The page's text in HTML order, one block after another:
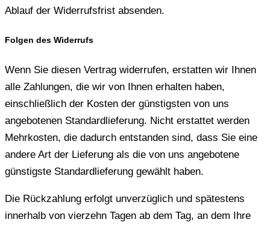
Ablauf der Widerrufsfrist absenden.
Folgen des Widerrufs
Wenn Sie diesen Vertrag widerrufen, erstatten wir Ihnen
alle Zahlungen, die wir von Ihnen erhalten haben,
einschließlich der Kosten der günstigsten von uns
angebotenen Standardlieferung. Nicht erstattet werden
Mehrkosten, die dadurch entstanden sind, dass Sie eine
andere Art der Lieferung als die von uns angebotene
günstigste Standardlieferung gewählt haben.
Die Rückzahlung erfolgt unverzüglich und spätestens
innerhalb von vierzehn Tagen ab dem Tag, an dem Ihre